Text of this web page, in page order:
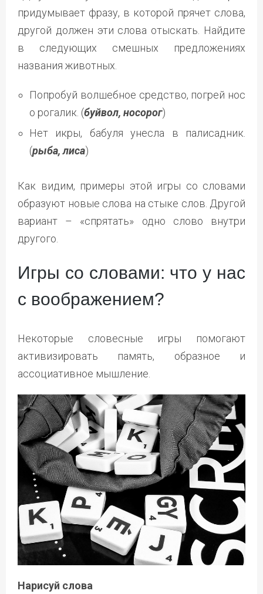
придумывает фразу, в которой прячет слова,
другой должен эти слова отыскать. Найдите
в следующих смешных предложениях
названия животных.
Попробуй волшебное средство, погрей нос
о рогалик. (буйвол, носорог)
Нет икры, бабуля унесла в палисадник.
(рыба, лиса)
Как видим, примеры этой игры со словами
образуют новые слова на стыке слов. Другой
вариант – «спрятать» одно слово внутри
другого.
Игры со словами: что у нас
с воображением?
Некоторые словесные игры помогают
активизировать память, образное и
ассоциативное мышление.
Нарисуй слова